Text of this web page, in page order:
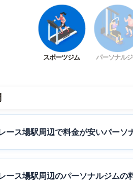
スポーツジム パーソナル
ース場駅周辺で料金が安いパーソ
ース場駅周辺のパーソナルジムの